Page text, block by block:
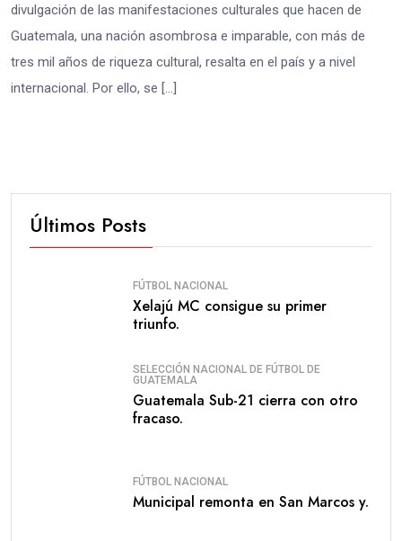
divulgación de las manifestaciones culturales que hacen de
Guatemala, una nación asombrosa e imparable, con más de
tres mil años de riqueza cultural, resalta en el país y a nivel
internacional. Por ello, se […]
Últimos Posts
FÚTBOL NACIONAL
Xelajú MC consigue su primer
triunfo.
SELECCIÓN NACIONAL DE FÚTBOL DE
GUATEMALA
Guatemala Sub-21 cierra con otro
fracaso.
FÚTBOL NACIONAL
Municipal remonta en San Marcos y.